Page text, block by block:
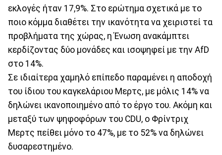
εκλογές ήταν 17,9%. Στο ερώτημα σχετικά με το
ποιο κόμμα διαθέτει την ικανότητα να χειριστεί τα
προβλήματα της χώρας, η Ένωση ανακάμπτει
κερδίζοντας δύο μονάδες και ισοψηφεί με την AfD
στο 14%.
Σε ιδιαίτερα χαμηλό επίπεδο παραμένει η αποδοχή
του ίδιου του καγκελάριου Μερτς, με μόλις 14% να
δηλώνει ικανοποιημένο από το έργο του. Ακόμη και
μεταξύ των ψηφοφόρων του CDU, o Φρίντριχ
Μερτς πείθει μόνο το 47%, με το 52% να δηλώνει
δυσαρεστημένο.